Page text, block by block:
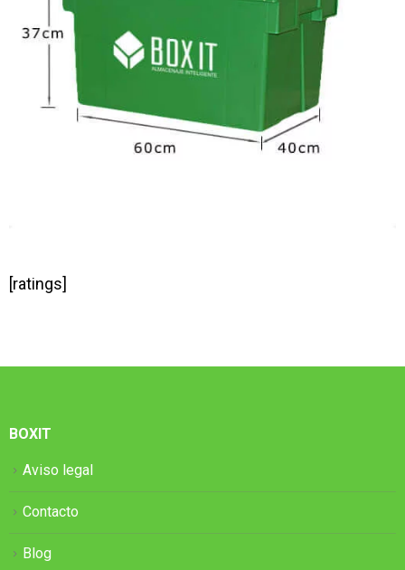
[ratings]
BOXIT
Aviso legal
Contacto
Blog